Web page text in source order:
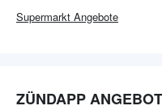
Supermarkt Angebote
ZÜNDAPP